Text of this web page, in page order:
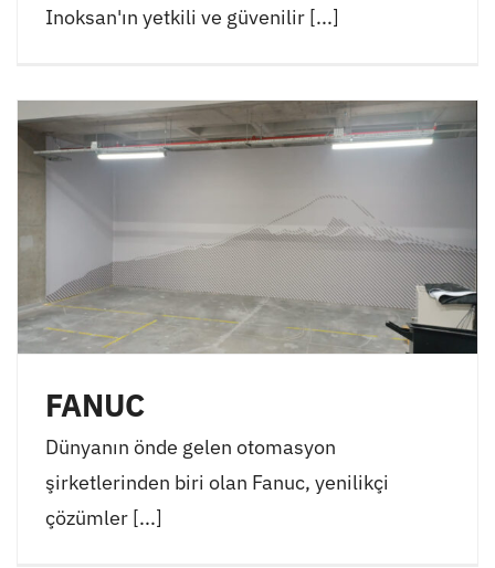
Inoksan'ın yetkili ve güvenilir [...]
FANUC
Dünyanın önde gelen otomasyon
şirketlerinden biri olan Fanuc, yenilikçi
çözümler [...]